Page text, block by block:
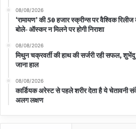
08/08/2026
‘रामायण’ की 50 हजार स्क्रीन्स पर वैश्विक
बोले- ऑस्कर न मिलने पर होगी निराशा
08/08/2026
मिथुन चक्रवर्ती की हाथ की सर्जरी रही सफल,
जाना हाल
08/08/2026
कार्डियक अरेस्ट से पहले शरीर देता है ये चेतावनी
अलग लक्षण